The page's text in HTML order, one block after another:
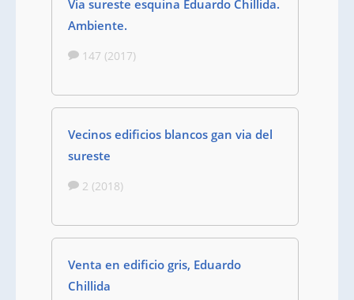
Via sureste esquina Eduardo Chillida.
Ambiente.
147 (2017)
Vecinos edificios blancos gan via del
sureste
2 (2018)
Venta en edificio gris, Eduardo
Chillida